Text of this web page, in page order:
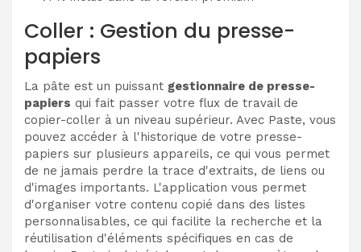
Coller : Gestion du presse-
papiers
La pâte est un puissant gestionnaire de presse-
papiers qui fait passer votre flux de travail de
copier-coller à un niveau supérieur. Avec Paste, vous
pouvez accéder à l'historique de votre presse-
papiers sur plusieurs appareils, ce qui vous permet
de ne jamais perdre la trace d'extraits, de liens ou
d'images importants. L'application vous permet
d'organiser votre contenu copié dans des listes
personnalisables, ce qui facilite la recherche et la
réutilisation d'éléments spécifiques en cas de